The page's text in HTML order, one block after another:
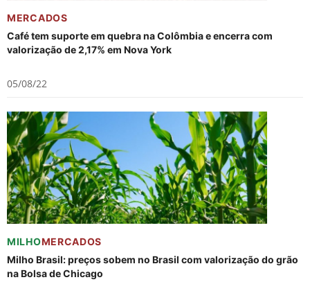
MERCADOS
Café tem suporte em quebra na Colômbia e encerra com
valorização de 2,17% em Nova York
05/08/22
MILHOMERCADOS
Milho Brasil: preços sobem no Brasil com valorização do grão
na Bolsa de Chicago